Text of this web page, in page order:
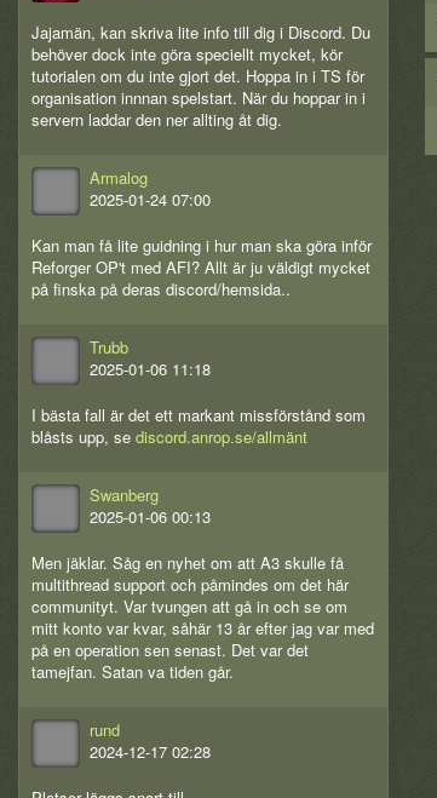
Jajamän, kan skriva lite info till dig i Discord. Du
behöver dock inte göra speciellt mycket, kör
tutorialen om du inte gjort det. Hoppa in i TS för
organisation innnan spelstart. När du hoppar in i
servern laddar den ner allting åt dig.
Armalog
2025-01-24 07:00
Kan man få lite guidning i hur man ska göra inför
Reforger OP't med AFI? Allt är ju väldigt mycket
på finska på deras discord/hemsida..
Trubb
2025-01-06 11:18
I bästa fall är det ett markant missförstånd som
blåsts upp, se discord.anrop.se/allmänt
Swanberg
2025-01-06 00:13
Men jäklar. Såg en nyhet om att A3 skulle få
multithread support och påmindes om det här
communityt. Var tvungen att gå in och se om
mitt konto var kvar, såhär 13 år efter jag var med
på en operation sen senast. Det var det
tamejfan. Satan va tiden går.
rund
2024-12-17 02:28